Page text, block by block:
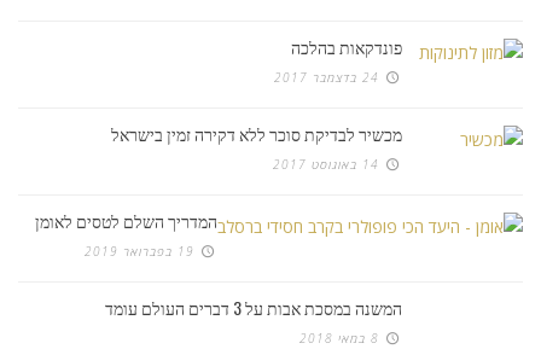
פונדקאות בהלכה
24 בדצמבר 2017
מכשיר לבדיקת סוכר ללא דקירה זמין בישראל
14 באוגוסט 2017
המדריך השלם לטסים לאומן
19 בפברואר 2019
המשנה במסכת אבות על 3 דברים העולם עומד
8 במאי 2018